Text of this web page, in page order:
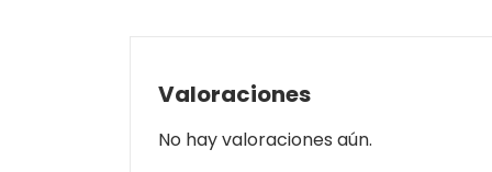
Valoraciones
No hay valoraciones aún.